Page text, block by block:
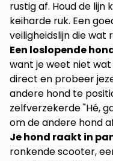
rustig af. Houd de
keiharde ruk. Een
veiligheidslijn die wat
Een loslopende
want je weet niet
direct en probeer
andere hond te
zelfverzekerde "Hé,
om de andere hond
Je hond raakt in
ronkende scooter,